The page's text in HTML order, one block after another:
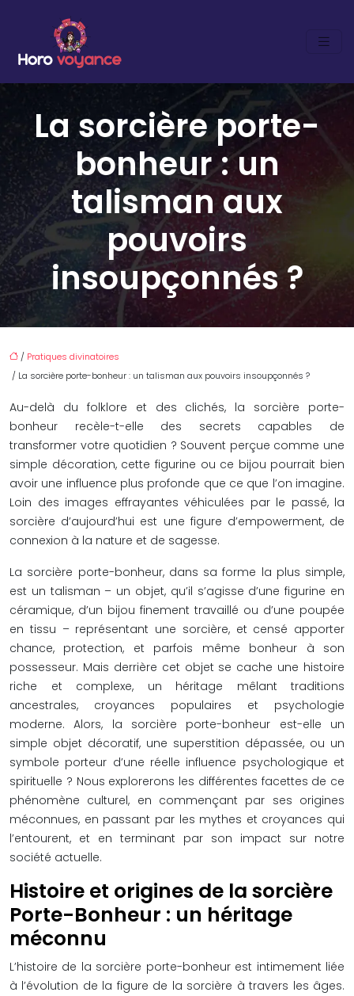
La sorcière porte-
bonheur : un
talisman aux
pouvoirs
insoupçonnés ?
/ Pratiques divinatoires
/ La sorcière porte-bonheur : un talisman aux pouvoirs insoupçonnés ?
Au-delà du folklore et des clichés, la sorcière porte-
bonheur recèle-t-elle des secrets capables de
transformer votre quotidien ? Souvent perçue comme une
simple décoration, cette figurine ou ce bijou pourrait bien
avoir une influence plus profonde que ce que l’on imagine.
Loin des images effrayantes véhiculées par le passé, la
sorcière d’aujourd’hui est une figure d’empowerment, de
connexion à la nature et de sagesse.
La sorcière porte-bonheur, dans sa forme la plus simple,
est un talisman – un objet, qu’il s’agisse d’une figurine en
céramique, d’un bijou finement travaillé ou d’une poupée
en tissu – représentant une sorcière, et censé apporter
chance, protection, et parfois même bonheur à son
possesseur. Mais derrière cet objet se cache une histoire
riche et complexe, un héritage mêlant traditions
ancestrales, croyances populaires et psychologie
moderne. Alors, la sorcière porte-bonheur est-elle un
simple objet décoratif, une superstition dépassée, ou un
symbole porteur d’une réelle influence psychologique et
spirituelle ? Nous explorerons les différentes facettes de ce
phénomène culturel, en commençant par ses origines
méconnues, en passant par les mythes et croyances qui
l’entourent, et en terminant par son impact sur notre
société actuelle.
Histoire et origines de la sorcière
Porte-Bonheur : un héritage
méconnu
L’histoire de la sorcière porte-bonheur est intimement liée
à l’évolution de la figure de la sorcière à travers les âges.